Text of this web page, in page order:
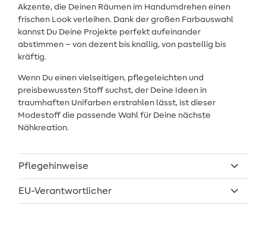
Akzente, die Deinen Räumen im Handumdrehen einen
frischen Look verleihen. Dank der großen Farbauswahl
kannst Du Deine Projekte perfekt aufeinander
abstimmen – von dezent bis knallig, von pastellig bis
kräftig.
Wenn Du einen vielseitigen, pflegeleichten und
preisbewussten Stoff suchst, der Deine Ideen in
traumhaften Unifarben erstrahlen lässt, ist dieser
Modestoff die passende Wahl für Deine nächste
Nähkreation.
Pflegehinweise
EU-Verantwortlicher